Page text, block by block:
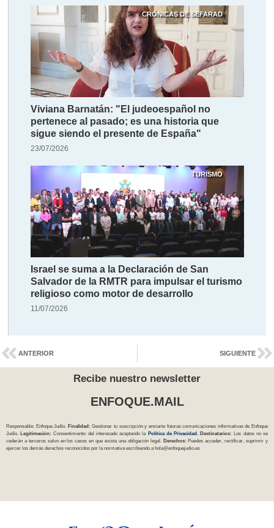
CRÓNICAS DE SEFARAD
Viviana Barnatán: "El judeoespañol no
pertenece al pasado; es una historia que
sigue siendo el presente de España"
23/07/2026
TURISMO
Israel se suma a la Declaración de San
Salvador de la RMTR para impulsar el turismo
religioso como motor de desarrollo
11/07/2026
ANTERIOR SIGUIENTE
Recibe nuestro newsletter
ENFOQUE.MAIL
Responsable: Enfoque Judío. Finalidad: Gestionar tu suscripción y enviarte futuras comunicaciones informativas de Enfoque
Judío.
Legitimación: Consentimiento del interesado aceptando la Política de Privacidad Destinatarios:
Los datos no se
cederán a terceros salvo en los casos en que exista una obligación legal.
Derechos: Puedes acceder, rectificar, suprimir y
ejercer los demás derechos reconocidos por la normativa escribiendo a hola@enfoquejudio.es